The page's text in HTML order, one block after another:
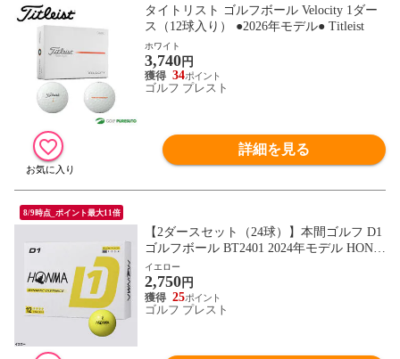
タイトリスト ゴルフボール Velocity 1ダー
ス（12球入り） ●2026年モデル● Titleist
ホワイト
3,740円
34
ゴルフ プレスト
詳細を見る
8/9時点_ポイント最大11倍
【2ダースセット（24球）】本間ゴルフ D1
ゴルフボール BT2401 2024年モデル HONM
A GOLF イエロー
イエロー
2,750円
25
ゴルフ プレスト